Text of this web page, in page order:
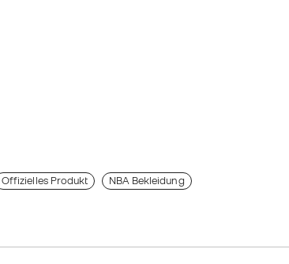
Offizielles Produkt NBA Bekleidung